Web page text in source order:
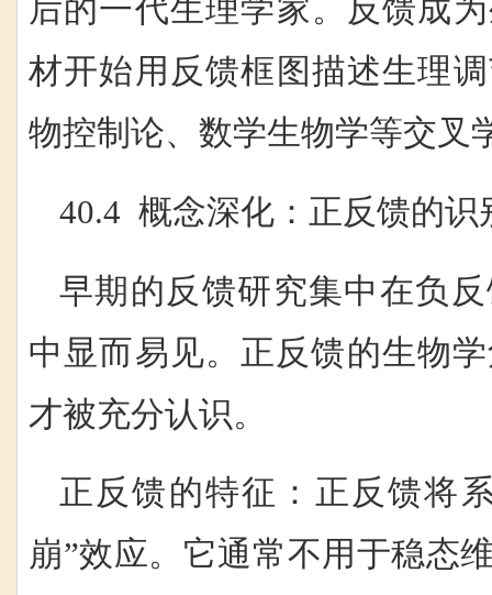
后的一代生理学家。反馈成
材开始用反馈框图描述生理
物控制论、数学生物学等交叉
40.4 概念深化：正反馈的识
早期的反馈研究集中在负
中显而易见。正反馈的生物
才被充分认识。
正反馈的特征：正反馈将
崩”效应。它通常不用于稳态